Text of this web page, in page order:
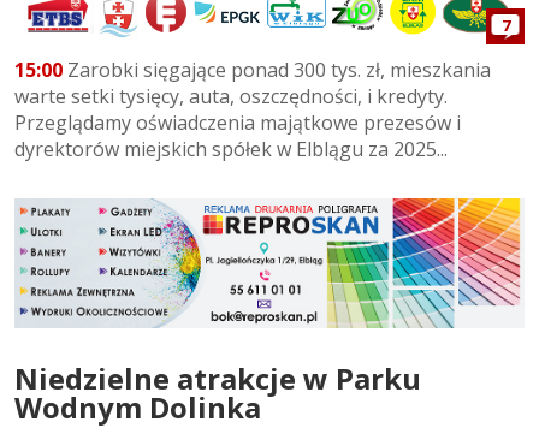
7
15:00 Zarobki sięgające ponad 300 tys. zł, mieszkania
warte setki tysięcy, auta, oszczędności, i kredyty.
Przeglądamy oświadczenia majątkowe prezesów i
dyrektorów miejskich spółek w Elblągu za 2025...
Niedzielne atrakcje w Parku
Wodnym Dolinka